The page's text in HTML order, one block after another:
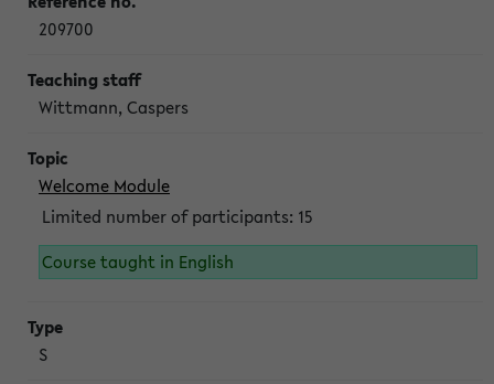
209700
Wittmann, Caspers
Welcome Module
Limited number of participants: 15
Course taught in English
S